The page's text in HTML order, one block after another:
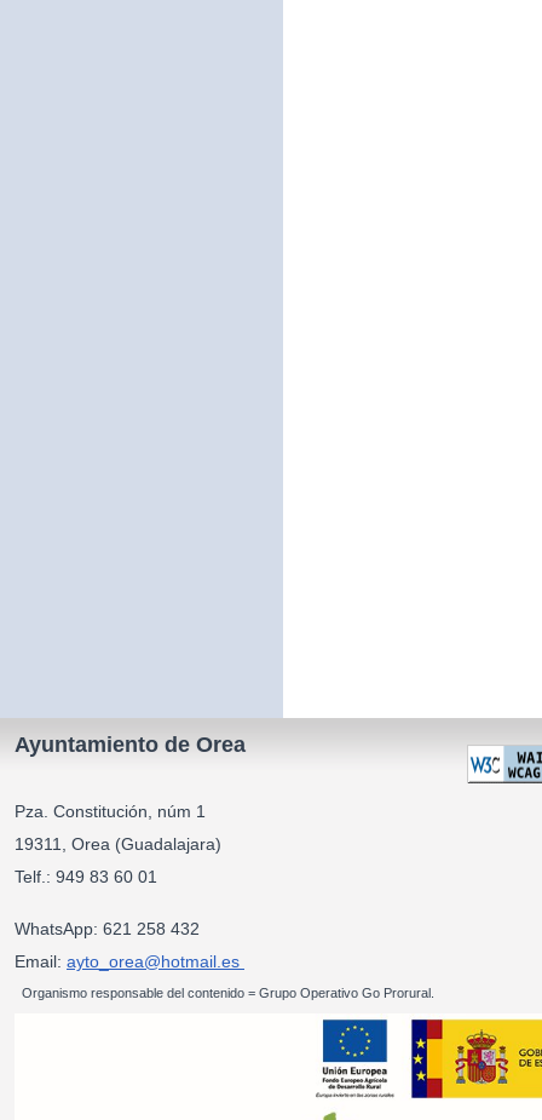
Ayuntamiento de Orea
Pza. Constitución, núm 1
19311, Orea (Guadalajara)
Telf.: 949 83 60 01
WhatsApp: 621 258 432
Email: ayto_orea@hotmail.es
Organismo responsable del contenido = Grupo Operativo Go Prorural.